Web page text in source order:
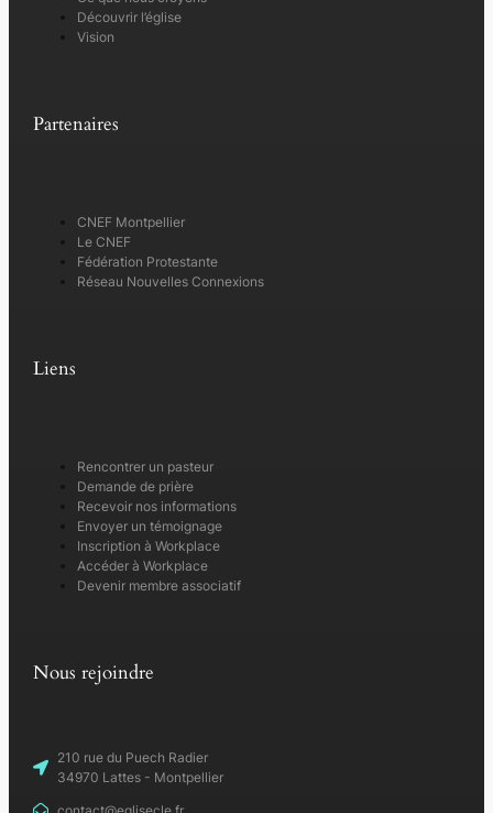
Découvrir l’église
Vision
Partenaires
CNEF Montpellier
Le CNEF
Fédération Protestante
Réseau Nouvelles Connexions
Liens
Rencontrer un pasteur
Demande de prière
Recevoir nos informations
Envoyer un témoignage
Inscription à Workplace
Accéder à Workplace
Devenir membre associatif
Nous rejoindre
210 rue du Puech Radier
34970 Lattes - Montpellier